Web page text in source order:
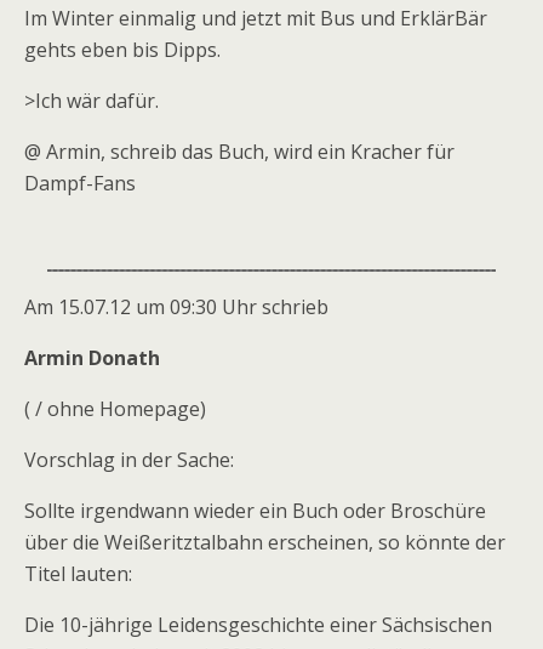
Im Winter einmalig und jetzt mit Bus und ErklärBär
gehts eben bis Dipps.
>Ich wär dafür.
@ Armin, schreib das Buch, wird ein Kracher für
Dampf-Fans
Am 15.07.12 um 09:30 Uhr schrieb
Armin Donath
( / ohne Homepage)
Vorschlag in der Sache:
Sollte irgendwann wieder ein Buch oder Broschüre
über die Weißeritztalbahn erscheinen, so könnte der
Titel lauten:
Die 10-jährige Leidensgeschichte einer Sächsischen